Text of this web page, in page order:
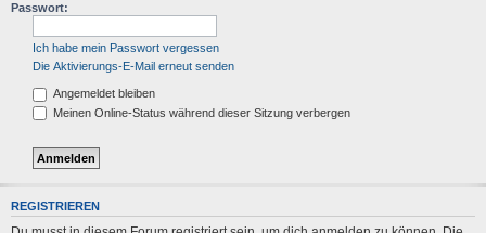
Passwort:
Ich habe mein Passwort vergessen
Die Aktivierungs-E-Mail erneut senden
Angemeldet bleiben
Meinen Online-Status während dieser Sitzung verbergen
REGISTRIEREN